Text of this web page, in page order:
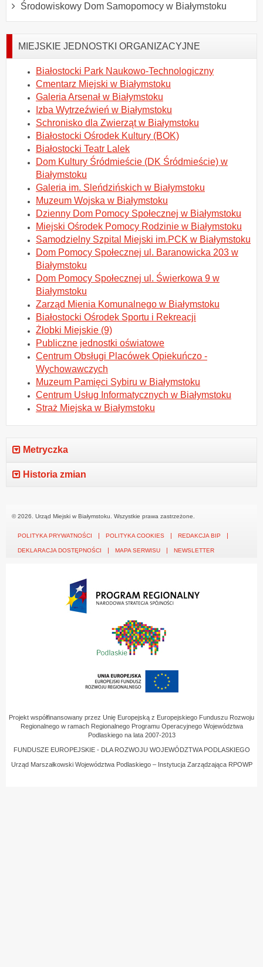
Środowiskowy Dom Samopomocy w Białymstoku
MIEJSKIE JEDNOSTKI ORGANIZACYJNE
Białostocki Park Naukowo-Technologiczny
Cmentarz Miejski w Białymstoku
Galeria Arsenał w Białymstoku
Izba Wytrzeźwień w Białymstoku
Schronisko dla Zwierząt w Białymstoku
Białostocki Ośrodek Kultury (BOK)
Białostocki Teatr Lalek
Dom Kultury Śródmieście (DK Śródmieście) w
Białymstoku
Galeria im. Sleńdzińskich w Białymstoku
Muzeum Wojska w Białymstoku
Dzienny Dom Pomocy Społecznej w Białymstoku
Miejski Ośrodek Pomocy Rodzinie w Białymstoku
Samodzielny Szpital Miejski im.PCK w Białymstoku
Dom Pomocy Społecznej ul. Baranowicka 203 w
Białymstoku
Dom Pomocy Społecznej ul. Świerkowa 9 w
Białymstoku
Zarząd Mienia Komunalnego w Białymstoku
Białostocki Ośrodek Sportu i Rekreacji
Żłobki Miejskie (9)
Publiczne jednostki oświatowe
Centrum Obsługi Placówek Opiekuńczo -
Wychowawczych
Muzeum Pamięci Sybiru w Białymstoku
Centrum Usług Informatycznych w Białymstoku
Straż Miejska w Białymstoku
Metryczka
Historia zmian
© 2026. Urząd Miejski w Białymstoku. Wszystkie prawa zastrzeżone.
POLITYKA PRYWATNOŚCI POLITYKA COOKIES REDAKCJA BIP
DEKLARACJA DOSTĘPNOŚCI MAPA SERWISU NEWSLETTER
Projekt współfinansowany przez Unię Europejską z Europejskiego Funduszu Rozwoju
Regionalnego w ramach Regionalnego Programu Operacyjnego Województwa
Podlaskiego na lata 2007-2013
FUNDUSZE EUROPEJSKIE - DLA ROZWOJU WOJEWÓDZTWA PODLASKIEGO
Urząd Marszałkowski Województwa Podlaskiego – Instytucja Zarządzająca RPOWP